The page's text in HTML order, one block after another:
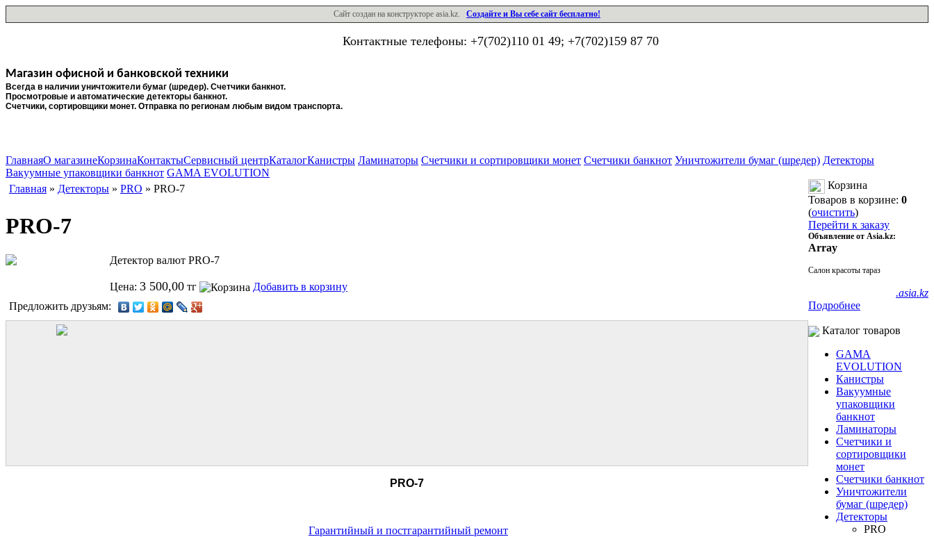
Сайт создан на конструкторе asia.kz. Создайте и Вы себе сайт бесплатно!
Магазин офисной и банковской техники
Всегда в наличии уничтожители бумаг (шредер). Счетчики банкнот.
Просмотровые и автоматические детекторы банкнот.
Счетчики, сортировщики монет. Отправка по регионам любым видом транспорта.
Контактные телефоны: +7(702)110 01 49; +7(702)159 87 70
ГлавнаяО магазинеКорзинаКонтактыСервисный центрКаталогКанистры Ламинаторы Счетчики и сортировщики монет Счетчики банкнот Уничтожители бумаг (шредер) Детекторы
Вакуумные упаковщики банкнот GAMA EVOLUTION
Главная » Детекторы » PRO » PRO-7
PRO-7
Детектор валют PRO-7
Цена: 3 500,00 тг
Добавить в корзину
Предложить друзьям:
PRO-7
Гарантийный и постгарантийный ремонт
Корзина
Товаров в корзине: 0
(очистить)
Перейти к заказу
Объявление от Asia.kz:
Array
Салон красоты тараз
.asia.kz
Подробнее
Каталог товаров
GAMA
EVOLUTION
Канистры
Вакуумные
упаковщики
банкнот
Ламинаторы
Счетчики и
сортировщики
монет
Счетчики банкнот
Уничтожители
бумаг (шредер)
Детекторы
PRO